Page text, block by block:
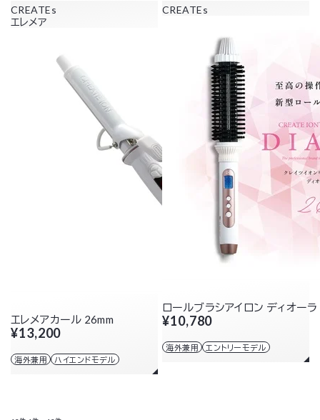
CREATEs
エレメア
エレメアカール 26mm
¥13,200
海外兼用 ハイエンドモデル
CREATEs
ロールブラシアイロン ディオー
¥10,780
海外兼用 エントリーモデル